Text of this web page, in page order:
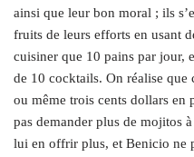
ainsi que leur bon moral ; ils
fruits de leurs efforts en usant
cuisiner que 10 pains par jour,
de 10 cocktails. On réalise que
ou même trois cents dollars en
pas demander plus de mojitos
lui en offrir plus, et Benicio ne